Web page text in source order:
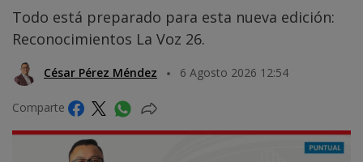
Todo está preparado para esta nueva edición:
Reconocimientos La Voz 26.
César Pérez Méndez 6 Agosto 2026 12:54
Comparte